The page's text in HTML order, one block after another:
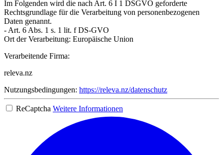
Im Folgenden wird die nach Art. 6 I 1 DSGVO geforderte
Rechtsgrundlage für die Verarbeitung von personenbezogenen
Daten genannt.
- Art. 6 Abs. 1 s. 1 lit. f DS-GVO
Ort der Verarbeitung: Europäische Union
Verarbeitende Firma:
releva.nz
Nutzungsbedingungen: https://releva.nz/datenschutz
ReCaptcha Weitere Informationen